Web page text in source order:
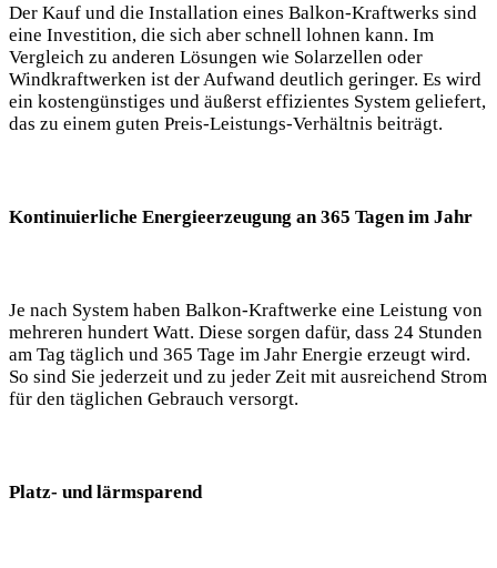
Der Kauf und die Installation eines Balkon-Kraftwerks sind
eine Investition, die sich aber schnell lohnen kann. Im
Vergleich zu anderen Lösungen wie Solarzellen oder
Windkraftwerken ist der Aufwand deutlich geringer. Es wird
ein kostengünstiges und äußerst effizientes System geliefert,
das zu einem guten Preis-Leistungs-Verhältnis beiträgt.
Kontinuierliche Energieerzeugung an 365 Tagen im Jahr
Je nach System haben Balkon-Kraftwerke eine Leistung von
mehreren hundert Watt. Diese sorgen dafür, dass 24 Stunden
am Tag täglich und 365 Tage im Jahr Energie erzeugt wird.
So sind Sie jederzeit und zu jeder Zeit mit ausreichend Strom
für den täglichen Gebrauch versorgt.
Platz- und lärmsparend